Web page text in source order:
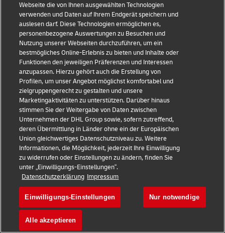
Breakbulk.
Jetzt
Geschäftskundenkonto
eröffnen
Bleiben Sie auf dem Laufenden!
Abonnieren Sie unseren Newsletter und
erhalten Sie als Erster exklusive Updates,
spannende Angebote und Insider-Einblicke
Abonnieren
Webseite die von Ihnen ausgewählten Technologien
verwenden und Daten auf Ihrem Endgerät speichern und
auslesen darf. Diese Technologien ermöglichen es,
personenbezogene Auswertungen zu Besuchen und
Nutzung unserer Webseiten durchzuführen, um ein
bestmögliches Online-Erlebnis zu bieten und Inhalte oder
Funktionen den jeweiligen Präferenzen und Interessen
anzupassen. Hierzu gehört auch die Erstellung von
Profilen, um unser Angebot möglichst komfortabel und
zielgruppengerecht zu gestalten und unsere
Marketingaktivitäten zu unterstützen. Darüber hinaus
stimmen Sie der Weitergabe von Daten zwischen
Unternehmen der DHL Group sowie, sofern zutreffend,
deren Übermittlung in Länder ohne ein der Europäischen
Union gleichwertiges Datenschutzniveau zu. Weitere
Informationen, die Möglichkeit, jederzeit Ihre Einwilligung
zu widerrufen oder Einstellungen zu ändern, finden Sie
unter „Einwilligungs-Einstellungen“.
Datenschutzerklärung Impressum
Einwilligungs-Einstellungen Nur notwendige
Alle akzeptieren